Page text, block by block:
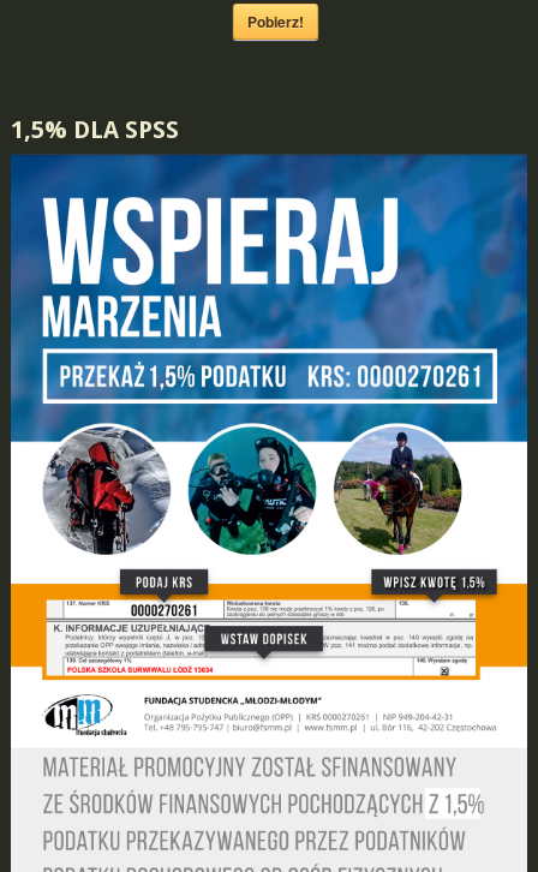
Pobierz!
1,5% DLA SPSS